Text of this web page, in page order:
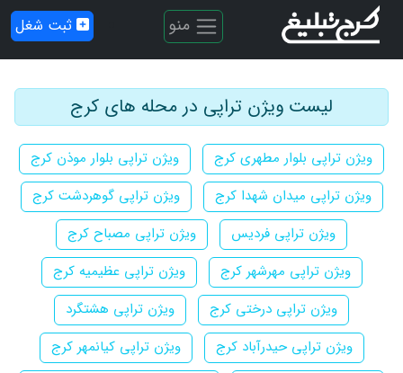
منو ثبت شغل
لیست ویژن تراپی در محله های کرج
ویژن تراپی بلوار مطهری کرج
ویژن تراپی بلوار موذن کرج
ویژن تراپی میدان شهدا کرج
ویژن تراپی گوهردشت کرج
ویژن تراپی فردیس
ویژن تراپی مصباح کرج
ویژن تراپی مهرشهر کرج
ویژن تراپی عظیمیه کرج
ویژن تراپی درختی کرج
ویژن تراپی هشتگرد
ویژن تراپی حیدرآباد کرج
ویژن تراپی کیانمهر کرج